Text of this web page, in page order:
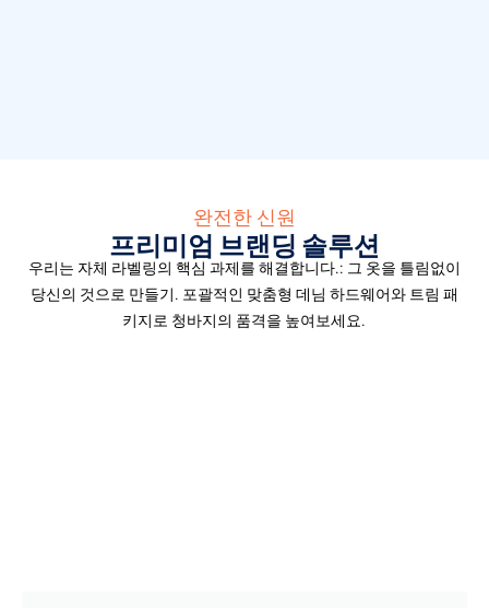
완전한 신원
프리미엄 브랜딩 솔루션
우리는 자체 라벨링의 핵심 과제를 해결합니다.: 그 옷을 틀림없이
당신의 것으로 만들기. 포괄적인 맞춤형 데님 하드웨어와 트림 패
키지로 청바지의 품격을 높여보세요.